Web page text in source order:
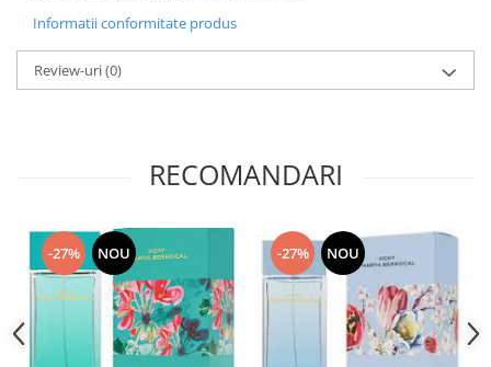
Informatii conformitate produs
Review-uri(0)
RECOMANDARI
-27% NOU -27% NOU